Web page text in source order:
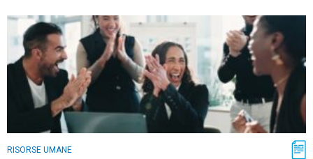
RISORSE UMANE